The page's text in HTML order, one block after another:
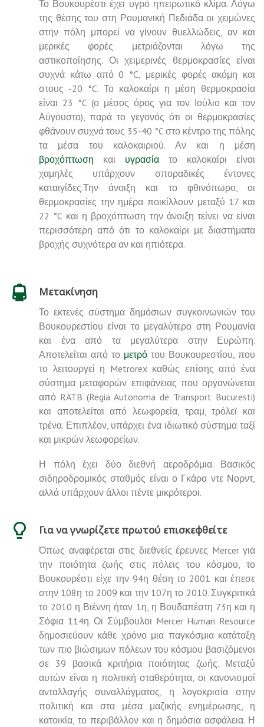
Το Βουκουρέστι έχει υγρό ηπειρωτικό κλίμα. Λόγω
της θέσης του στη Ρουμανική Πεδιάδα οι χειμώνες
στην πόλη μπορεί να γίνουν θυελλώδεις, αν και
μερικές φορές μετριάζονται λόγω της
αστικοποίησης. Οι χειμερινές θερμοκρασίες είναι
συχνά κάτω από 0 °C, μερικές φορές ακόμη και
στους -20 °C. Το καλοκαίρι η μέση θερμοκρασία
είναι 23 °C (ο μέσος όρος για τον Ιούλιο και τον
Αύγουστο), παρά το γεγονός ότι οι θερμοκρασίες
φθάνουν συχνά τους 35-40 °C στο κέντρο της πόλης
τα μέσα του καλοκαιριού. Αν και η μέση
βροχόπτωση και υγρασία το καλοκαίρι είναι
χαμηλές υπάρχουν σποραδικές έντονες
καταιγίδες.Την άνοιξη και το φθινόπωρο, οι
θερμοκρασίες την ημέρα ποικίλλουν μεταξύ 17 και
22 °C και η βροχόπτωση την άνοιξη τείνει να είναι
περισσότερη από ότι το καλοκαίρι με διαστήματα
βροχής συχνότερα αν και ηπιότερα.
Μετακίνηση
Το εκτενές σύστημα δημόσιων συγκοινωνιών του
Βουκουρεστίου είναι το μεγαλύτερο στη Ρουμανία
και ένα από τα μεγαλύτερα στην Ευρώπη.
Αποτελείται από το μετρό του Βουκουρεστίου, που
το λειτουργεί η Metrorex καθώς επίσης από ένα
σύστημα μεταφορών επιφάνειας που οργανώνεται
από RATB (Regia Autonoma de Transport Bucuresti)
και αποτελείται από λεωφορεία, τραμ, τρόλεϊ και
τρένα. Επιπλέον, υπάρχει ένα ιδιωτικό σύστημα ταξί
και μικρών λεωφορείων.
Η πόλη έχει δύο διεθνή αεροδρόμια. Βασικός
σιδηροδρομικός σταθμός είναι ο Γκάρα ντε Νορντ,
αλλά υπάρχουν άλλοι πέντε μικρότεροι.
Για να γνωρίζετε πρωτού επισκεφθείτε
Όπως αναφέρεται στις διεθνείς έρευνες Mercer για
την ποιότητα ζωής στις πόλεις του κόσμου, το
Βουκουρέστι είχε την 94η θέση το 2001 και έπεσε
στην 108η το 2009 και την 107η το 2010. Συγκριτικά
το 2010 η Βιέννη ήταν 1η, η Βουδαπέστη 73η και η
Σόφια 114η. Οι Σύμβουλοι Mercer Human Resource
δημοσιεύουν κάθε χρόνο μια παγκόσμια κατάταξη
των πιο βιώσιμων πόλεων του κόσμου βασιζόμενοι
σε 39 βασικά κριτήρια ποιότητας ζωής. Μεταξύ
αυτών είναι η πολιτική σταθερότητα, οι κανονισμοί
ανταλλαγής συναλλάγματος, η λογοκρισία στην
πολιτική και στα μέσα μαζικής ενημέρωσης, η
κατοικία, το περιβάλλον και η δημόσια ασφάλεια. Η